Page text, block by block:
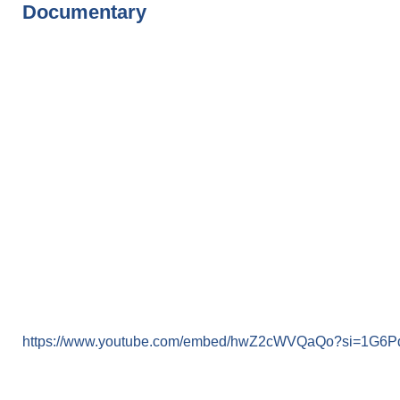
Documentary
https://www.youtube.com/embed/